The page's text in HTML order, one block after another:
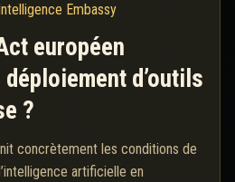
Embassy
européen
d’outils
?
concrètement les conditions de
artificielle en